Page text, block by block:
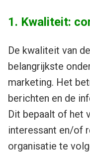
1. Kwaliteit:
De kwaliteit van
belangrijkste
marketing. Het
berichten en de
Dit bepaalt of het
interessant en/of
organisatie te